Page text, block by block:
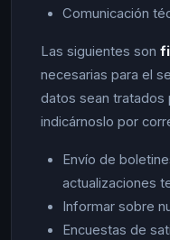
Comunicación
Las siguientes son
necesarias para el
datos sean tratados
indicárnoslo por
Envío de
actualizaciones
Informar sobre
Encuestas de